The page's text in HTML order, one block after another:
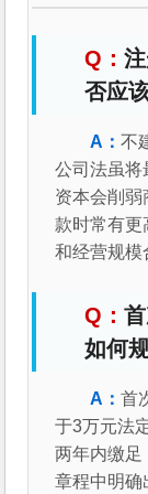
否应
不
公司法虽将
资本会削
款时常有更
和经营规模
如何
首
于3万元法
两年内缴足
章程中明确